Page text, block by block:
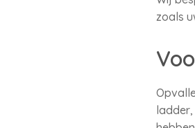
zoals